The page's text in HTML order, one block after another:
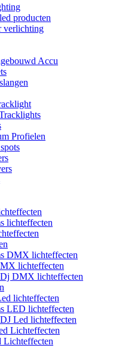
producten
verlichting
Accu
Profielen
lichteffecten
DMX lichteffecten
lichteffecten
DMX lichteffecten
lichteffecten
LED lichteffecten
Led lichteffecten
Lichteffecten
Lichteffecten